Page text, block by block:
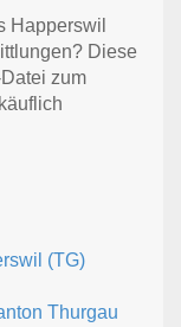
Happerswil
Diese
zum
käuflich
(TG)
Thurgau